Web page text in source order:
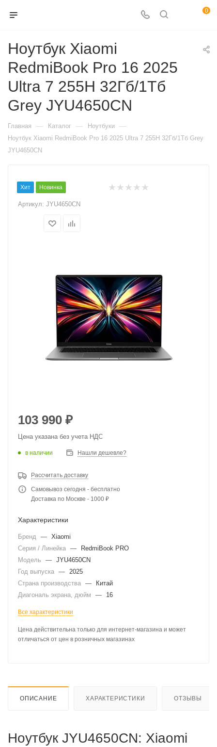
0
Ноутбук Xiaomi
RedmiBook Pro 16 2025
Ultra 7 255H 32Гб/1Тб
Grey JYU4650CN
Главная — Каталог — Ноутбуки —
Ноутбук Xiaomi RedmiBook Pro 16 2025 Ultra 7 255H 32Гб/1Тб Grey
JYU4650CN
Хит Новинка
Артикул: JYU4650CN
103 990 ₽
Цена указана без учета НДС
в наличии Нашли дешевле?
Рассчитать доставку
Самовывоз сегодня - бесплатно
Доставка по Москве - 1000 ₽
Характеристики
Бренд — Xiaomi
Серия / Линейка —
RedmiBook PRO
Модель
— JYU4650CN
Год выпуска — 2025
Страна производства —
Китай
Диагональ экрана, дюйм
— 16
Все характеристики
Цена действительна только для интернет-магазина и может
отличаться от цен в розничных магазинах
ОПИСАНИЕ ХАРАКТЕРИСТИКИ ОТЗЫВЫ
Ноутбук JYU4650CN: Xiaomi